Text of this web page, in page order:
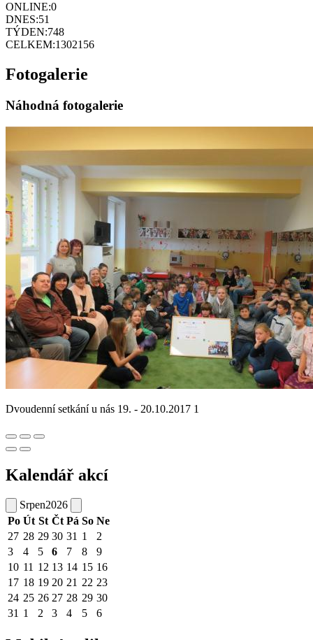
ONLINE:0
DNES:51
TÝDEN:748
CELKEM:1302156
Fotogalerie
Náhodná fotogalerie
Dvoudenní setkání u nás 19. - 20.10.2017 1
Kalendář akcí
Srpen2026
Po Út St Čt Pá So Ne
27 28 29 30 31 1
2
3
4 5 6 7 8
9
10 11 12 13 14 15 16
17 18 19 20 21 22 23
24 25 26 27 28 29 30
31 1 2 3 4 5 6